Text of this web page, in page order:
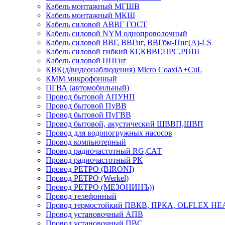
Кабель монтажный МГШВ
Кабель монтажный МКШ
Кабель силовой АВВГ ГОСТ
Кабель силовой NYM однопроволочный
Кабель силовой ВВГ, ВВГнг, ВВГбм-Пнг(А)-LS
Кабель силовой гибкий КГ,КВВГ,ПРС,РПШ
Кабель силовой ППГнг
КВК(д/видеонаблюдения) Micro CoaxiA+CuL
КММ микрофонный
ПГВА (автомобильный)
Провод бытовой АПУНП
Провод бытовой ПуВВ
Провод бытовой ПуГВВ
Провод бытовой, акустический ШВВП,ШВП
Провод для водопогружных насосов
Провод компьютерный
Провод радиочастотный RG,САТ
Провод радиочастотный РК
Провод РЕТРО (BIRONI)
Провод РЕТРО (Werkel)
Провод РЕТРО (МЕЗОНИНЪ))
Провод телефонный
Провод термостойкий ПВКВ, ПРКА, OLFLEX
Провод установочный АПВ